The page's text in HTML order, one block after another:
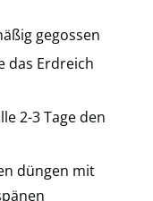
gegossen
das Erdreich
2-3 Tage den
düngen mit